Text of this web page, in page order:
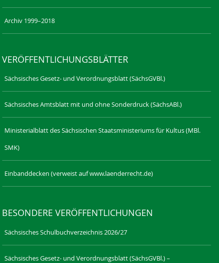
Archiv 1999–2018
VERÖFFENTLICHUNGSBLÄTTER
Sächsisches Gesetz- und Verordnungsblatt (SächsGVBl.)
Sächsisches Amtsblatt mit und ohne Sonderdruck (SächsABl.)
Ministerialblatt des Sächsischen Staatsministeriums für Kultus (MBl.
SMK)
Einbanddecken (verweist auf www.laenderrecht.de)
BESONDERE VERÖFFENTLICHUNGEN
Sächsisches Schulbuchverzeichnis 2026/27
Sächsisches Gesetz- und Verordnungsblatt (SächsGVBl.) –